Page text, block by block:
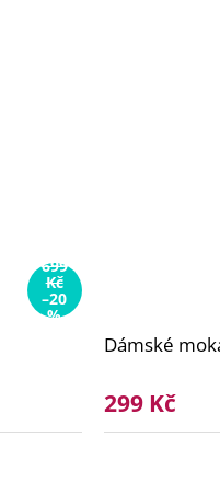
699
Kč
–20
%
Dámské
299 Kč